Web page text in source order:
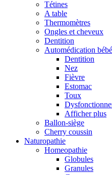
Tétines
A table
Thermomètres
Ongles et cheveux
Dentition
Automédication bébé
Dentition
Nez
Fièvre
Estomac
Toux
Afficher plus
Ballon-siège
Cherry coussin
Naturopathie
Homeopathie
Globules
Granules